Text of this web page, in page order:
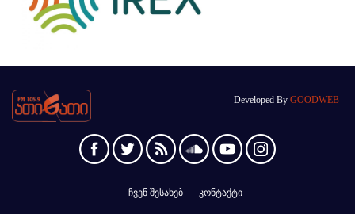
Developed By GOODWEB
ჩვენ შესახებ კონტაქტი